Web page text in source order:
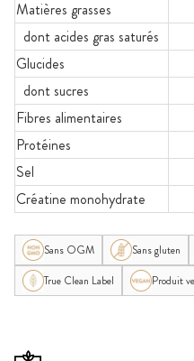
Matières grasses
dont acides gras saturés
Glucides
dont sucres
Fibres alimentaires
Protéines
Sel
Créatine monohydrate
Sans OGM Sans gluten
True Clean Label
Produit